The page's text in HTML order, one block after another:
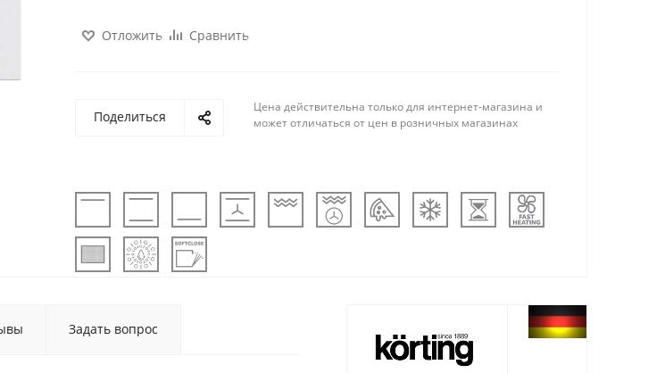
Отложить Сравнить
Поделиться
Цена действительна только для интернет-магазина и
может отличаться от цен в розничных магазинах
Задать вопрос